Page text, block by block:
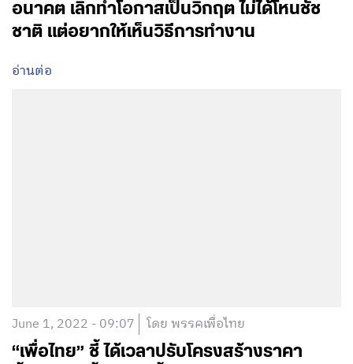
อนาคต เลิกทำโอกาสเป็นวิกฤต ไม่ได้โหนชัช
ชาติ แต่อยากให้เห็นวิธีการทำงาน
อ่านต่อ
June 1, 2022 - 09:07 โดย พรรคเพื่อไทย
“เพื่อไทย” ชี้ ได้เวลาปรับโครงสร้างราคา